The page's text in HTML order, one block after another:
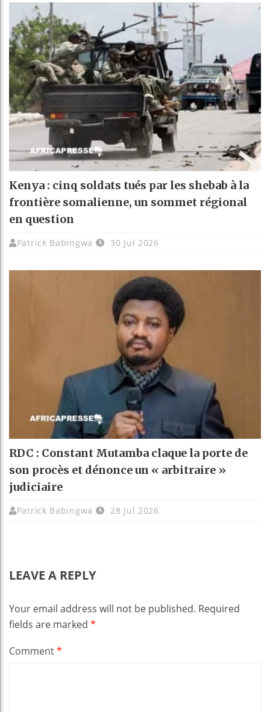
Kenya : cinq soldats tués par les shebab à la
frontière somalienne, un sommet régional
en question
Patrick Babingwa 30 Jul 2026
RDC : Constant Mutamba claque la porte de
son procès et dénonce un « arbitraire »
judiciaire
Patrick Babingwa 28 Jul 2026
LEAVE A REPLY
Your email address will not be published. Required
fields are marked *
Comment*